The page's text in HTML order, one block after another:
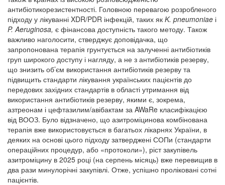
антибіотикорезистентності. Головною перевагою розробленого
підходу у лікуванні XDR/PDR інфекцій, таких як K. pneumoniae і
P. Aeruginosa, є фінансова доступність такого методу. Також
важливо наголосити, стверджує доповідачка, що
запропонована терапія грунтується на залученні антибіотиків
груп широкого доступу і нагляду, а не з антибіотиків резерву,
що знизить об’єм використання антибіотиків резерву та
підвищить стандарти лікування українських пацієнтів до
передових західних стандартів в області утримання від
використання антибіотиків резерву, якими є, зокрема,
азтреонам і цефтазилим/авібактам за AWaRe класифікацією
від ВООЗ. Було відзначено, що азитроміцинова комбінована
терапія вже використовується в багатьох лікарнях України, в
деяких на основі цього підходу затверджені СОПи (стандарти
операційних процедур, або «протоколи»), ріст закупівель
азитроміцину в 2025 році (на серпень місяць) вже перевищив в
два рази минулорічні закупівлі. Отже, успішно проліковані сотні
пацієнтів.